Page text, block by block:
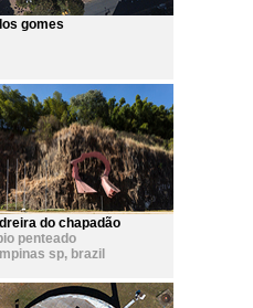
gomes
do chapadão
penteado
sp, brazil